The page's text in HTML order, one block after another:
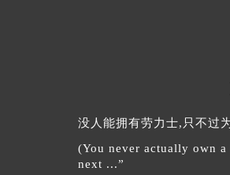
没人能拥有劳力士,只不过
(You never actually own
next ...”